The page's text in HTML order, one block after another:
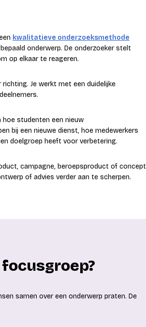
kwalitatieve onderzoeksmethode
onderwerp. De onderzoeker stelt
op elkaar te reageren.
Je werkt met een duidelijke
studenten een nieuw
bij een nieuwe dienst, hoe medewerkers
doelgroep heeft voor verbetering.
campagne, beroepsproduct of concept
of advies verder aan te scherpen.
samen over een onderwerp praten. De